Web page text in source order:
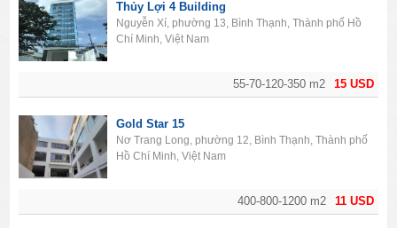
15 USD
55-70-120-350 m2
Thủy Lợi 4 Building
Nguyễn Xí, phường 13, Bình Thạnh, Thành phố Hồ
Chí Minh, Việt Nam
11 USD
400-800-1200 m2
Gold Star 15
Nơ Trang Long, phường 12, Bình Thạnh, Thành phố
Hồ Chí Minh, Việt Nam